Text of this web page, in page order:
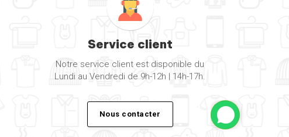
Service client
Notre service client est disponible du
Lundi au Vendredi de 9h-12h | 14h-17h.
Nous contacter